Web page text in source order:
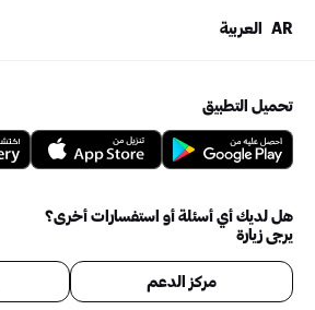
AR العربية
تحميل التطبيق
هل لديك أي أسئلة أو استفسارات أخرى؟
يرجى زيارة
مركز الدعم